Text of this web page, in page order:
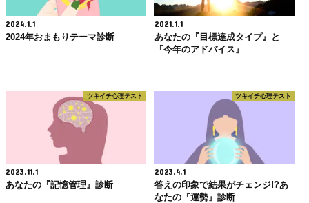
2024.1.1
2024年おまもりテーマ診断
2021.1.1
あなたの『目標達成タイプ』と
『今年のアドバイス』
ツキイチ心理テスト
2023.11.1
あなたの『記憶管理』診断
ツキイチ心理テスト
2023.4.1
答えの印象で結果がチェンジ!?あ
なたの『運勢』診断